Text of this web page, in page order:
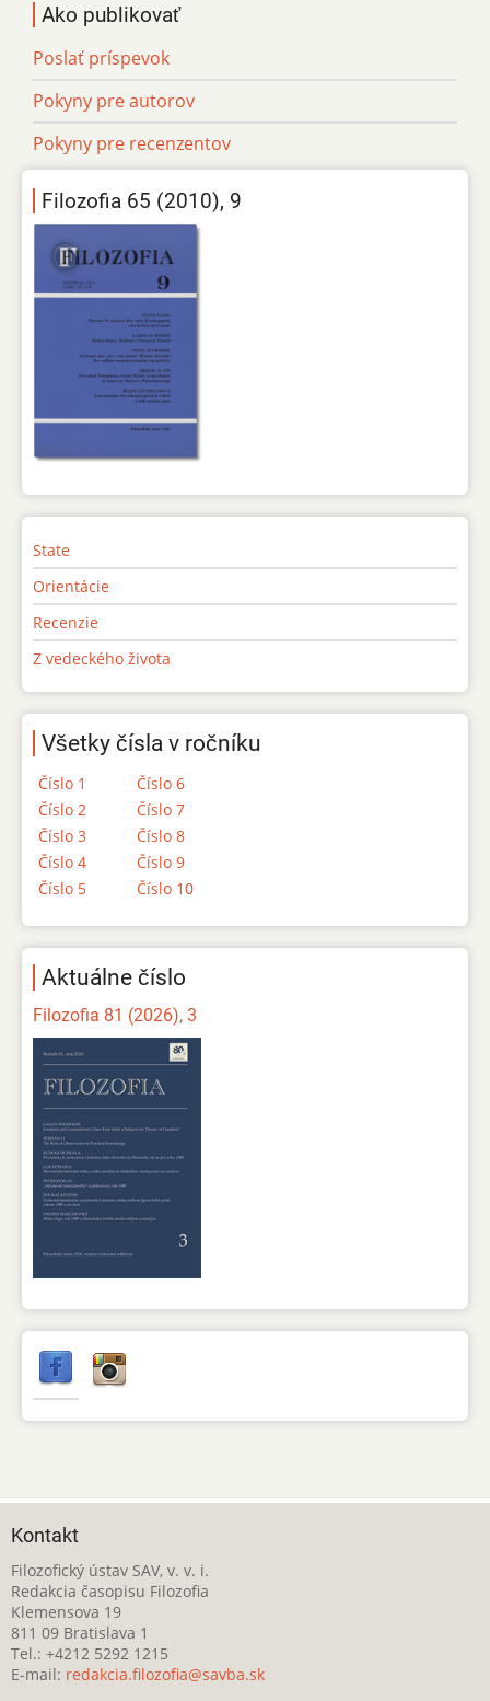
Ako publikovať
Poslať príspevok
Pokyny pre autorov
Pokyny pre recenzentov
Filozofia 65 (2010), 9
State
Orientácie
Recenzie
Z vedeckého života
Všetky čísla v ročníku
Číslo 1
Číslo 2
Číslo 3
Číslo 4
Číslo 5
Číslo 6
Číslo 7
Číslo 8
Číslo 9
Číslo 10
Aktuálne číslo
Filozofia 81 (2026), 3
Kontakt
Filozofický ústav SAV, v. v. i.
Redakcia časopisu Filozofia
Klemensova 19
811 09 Bratislava 1
Tel.: +4212 5292 1215
E-mail: redakcia.filozofia@savba.sk